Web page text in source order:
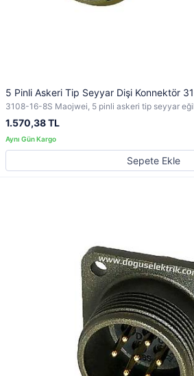
5 Pinli Askeri Tip Seyyar Dişi Konnektör
3108-16-8S Maojwei, 5 pinli askeri tip seyyar
1.570,38 TL
Sepete Ekle